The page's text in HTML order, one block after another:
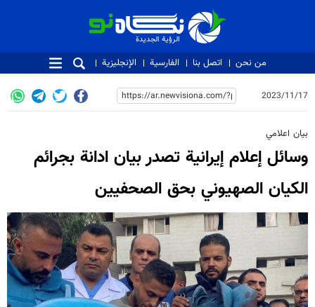
الرؤية الجديدة
الرؤية الجديدة
من نحن اتصل بنا الفارسية الإنجليزية
2023/11/17
بیان اعلامي
وسائل إعلام إيرانية تصدر بيان ادانة بجرائم
الكيان الصهيوني بحق الصحفيين